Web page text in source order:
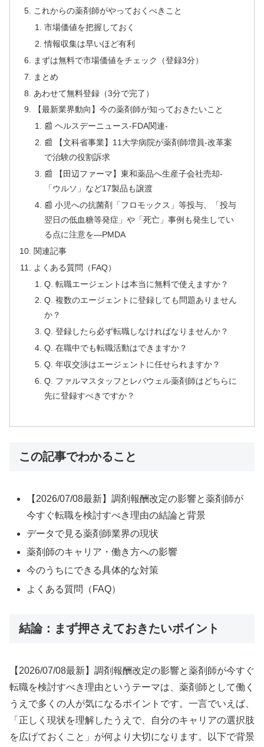
これからの薬剤師がやっておくべきこと
市場価値を把握しておく
情報収集は早いほど有利
まずは無料で市場価値をチェック（登録3分）
まとめ
あわせて無料登録（3分で完了）
【最新業界動向】今の薬剤師が知っておきたいこと
📰 ヘルスデーニュース‐FDA関連‐
📰 【文科省事業】11大学病院が薬剤師増員‐改革案
で治験の役割訴求
📰 【田辺ファーマ】東和薬品へ生産子会社売却‐
「ウルソ」など17製品も譲渡
📰 小児への抗菌剤「フロモックス」等投与、「投与
翌日の低血糖等発症」や「死亡」事例も発生してい
る点に注意を―PMDA
関連記事
よくある質問（FAQ）
Q. 転職エージェントは本当に無料で使えますか？
Q. 複数のエージェントに登録しても問題ありません
か？
Q. 登録したら必ず転職しなければなりませんか？
Q. 在職中でも転職活動はできますか？
Q. 年収交渉はエージェントに任せられますか？
Q. ファルマスタッフとレバウェル薬剤師はどちらに
先に登録すべきですか？
この記事でわかること
【2026/07/08最新】調剤報酬改定の影響と薬剤師が
今すぐ転職を検討すべき理由の結論と背景
データで見る薬剤師業界の現状
薬剤師のキャリア・働き方への影響
今のうちにできる具体的な対策
よくある質問（FAQ）
結論：まず押さえておきたいポイント
【2026/07/08最新】調剤報酬改定の影響と薬剤師が今すぐ
転職を検討すべき理由というテーマは、薬剤師として働く
うえで多くの人が気になるポイントです。一言でいえば、
「正しく現状を理解したうえで、自分のキャリアの選択肢
を広げておくこと」が何より大切になります。以下で背景